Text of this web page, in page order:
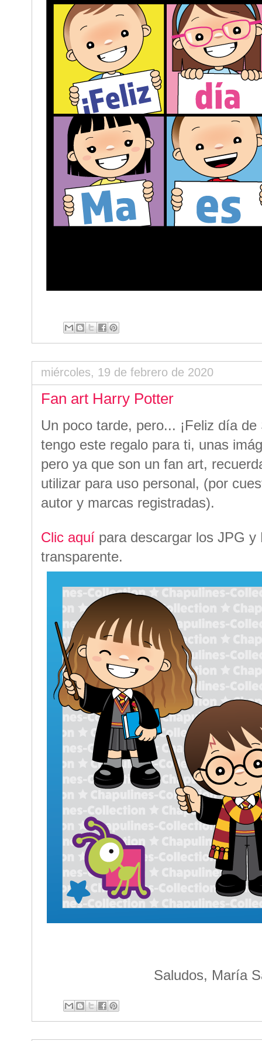
miércoles, 19 de febrero de 2020
Fan art Harry Potter
Un poco tarde, pero... ¡Feliz día
tengo este regalo para ti, unas
pero ya que son un fan art,
utilizar para uso personal, (por
autor y marcas registradas).
Clic aquí para descargar los JPG y
transparente.
Saludos, María